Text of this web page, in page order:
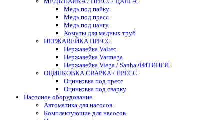
Медь под пайку
Медь под пресс
Медь под цангу
Хомуты для медных труб
НЕРЖАВЕЙКА ПРЕСС
Нержавейка Valtec
Нержавейка Varmega
Нержавейка Viega / Sanha ФИТИНГИ
ОЦИНКОВКА СВАРКА / ПРЕСС
Оцинковка под пресс
Оцинковка под сварку
Насосное оборудование
Автоматика для насосов
Комплектующие для насосов